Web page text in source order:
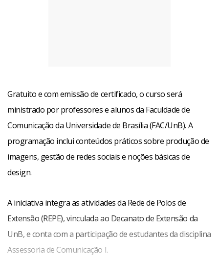
Gratuito e com emissão de certificado, o curso será
ministrado por professores e alunos da Faculdade de
Comunicação da Universidade de Brasília (FAC/UnB). A
programação inclui conteúdos práticos sobre produção de
imagens, gestão de redes sociais e noções básicas de
design.
A iniciativa integra as atividades da Rede de Polos de
Extensão (REPE), vinculada ao Decanato de Extensão da
UnB, e conta com a participação de estudantes da disciplina
Assessoria de Comunicação I.